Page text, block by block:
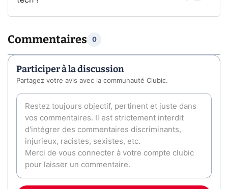
Commentaires 0
Participer à la discussion
Partagez votre avis avec la communauté Clubic.